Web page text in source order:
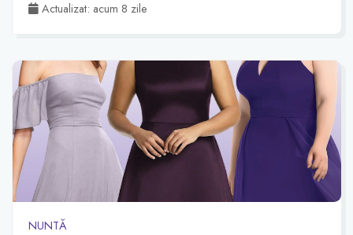
Actualizat: acum 8 zile
NUNTĂ